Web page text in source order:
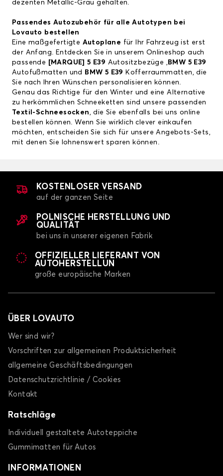
dezenten Metallic-Grau gehalten.
Passendes Autozubehör für alle Autotypen bei
Lovauto bestellen
Eine maßgefertigte Autoplane für Ihr Fahrzeug ist erst
der Anfang. Entdecken Sie in unserem Onlineshop auch
passende
[MARQUE] 5 E39 Autositzbezüge , BMW 5 E39
Autofußmatten und BMW 5 E39 Kofferraummatten, die
Sie nach Ihren Wünschen personalisieren können.
Genau das Richtige für den Winter und eine Alternative
zu herkömmlichen Schneeketten sind unsere passenden
Textil-Schneesocken, die Sie ebenfalls bei uns online
bestellen können. Wenn Sie wirklich clever einkaufen
möchten, entscheiden Sie sich für unsere Angebots-Sets,
mit denen Sie lohnenswert sparen können.
KOSTENLOSER VERSAND
auf der ganzen Seite
POLNISCHE HERSTELLUNG UND
QUALITÄT
bei uns in unserer eigenen Fabrik
OFFIZIELLER LIEFERANT VON
AUTOHERSTELLUN
große europäische Marken
ÜBER LOVAUTO
Wer sind wir?
Vorschriften zur allgemeinen Produktsicherheit
allgemeine Geschäftsbedingungen
Datenschutzrichtlinie / Cookies
Kontakt
Ratschläge
Individuell gestaltete Autoteppiche
Gummimatten für Autos
INFORMATIONEN